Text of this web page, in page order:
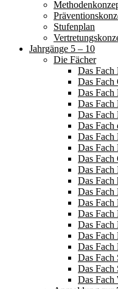
Stufenplan
Jahrgänge 5 – 10
Die Fächer
Das
Das Fach
Das Fach
Das Fach
Das Fach
Das Fach
Das Fach
Das Fach
Das Fach
Das
Das Fach
Das Fach
Das Fach
Das Fach
Das Fach
Das Fach
Das Fach
Das Fach
Das Fach
Das Fach